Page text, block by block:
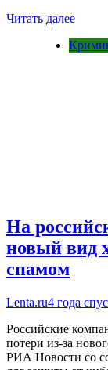
Читать далее
На
новый вид
спамом
Lenta.ru4 года
Российские
потери из-за
РИА Новости со